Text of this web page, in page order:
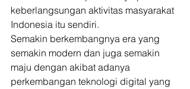
keberlangsungan aktivitas masyarakat
Indonesia itu sendiri.
Semakin berkembangnya era yang
semakin modern dan juga semakin
maju dengan akibat adanya
perkembangan teknologi digital yang